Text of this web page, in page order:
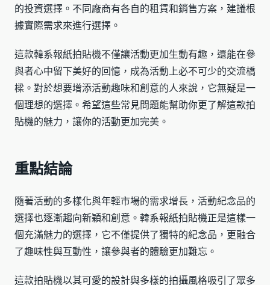
的投資選擇。不同廠商有各自的租賃和銷售方案，建議根
據實際需求來進行選擇。
這款韓系報紙拍貼機不僅讓活動更加生動有趣，還能在參
與者心中留下美好的回憶，成為活動上必不可少的交流橋
樑。對於想要增添活動趣味和創意的人來說，它無疑是一
個理想的選擇。希望這些常見問題能幫助你更了解這款拍
貼機的魅力，讓你的活動更加完美。
重點結論
隨著活動的多樣化與年輕市場的需求增長，活動紀念品的
選擇也逐漸趨向新穎和創意。韓系報紙拍貼機正是這樣一
個充滿魅力的選擇，它不僅提供了獨特的紀念品，更融合
了趣味性與互動性，讓參與者的體驗更加難忘。
這款拍貼機以其可愛的設計與多樣的拍攝風格吸引了眾多